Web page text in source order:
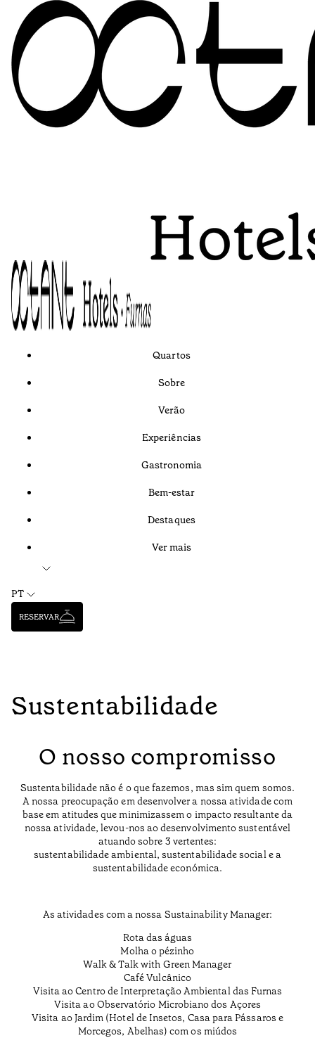
Quartos
Sobre
Verão
Experiências
Gastronomia
Bem-estar
Destaques
Ver mais
PT
RESERVAR
Sustentabilidade
O nosso compromisso
Sustentabilidade não é o que fazemos, mas sim quem somos.
A nossa preocupação em desenvolver a nossa atividade com
base em atitudes que minimizassem o impacto resultante da
nossa atividade, levou-nos ao desenvolvimento sustentável
atuando sobre 3 vertentes:
sustentabilidade ambiental, sustentabilidade social e a
sustentabilidade económica.
As atividades com a nossa Sustainability Manager:
Rota das águas
Molha o pézinho
Walk & Talk with Green Manager
Café Vulcânico
Visita ao Centro de Interpretação Ambiental das Furnas
Visita ao Observatório Microbiano dos Açores
Visita ao Jardim (Hotel de Insetos, Casa para Pássaros e
Morcegos, Abelhas) com os miúdos